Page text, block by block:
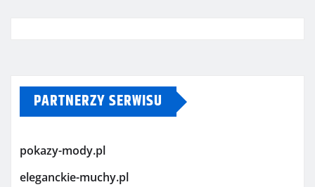
PARTNERZY SERWISU
pokazy-mody.pl
eleganckie-muchy.pl